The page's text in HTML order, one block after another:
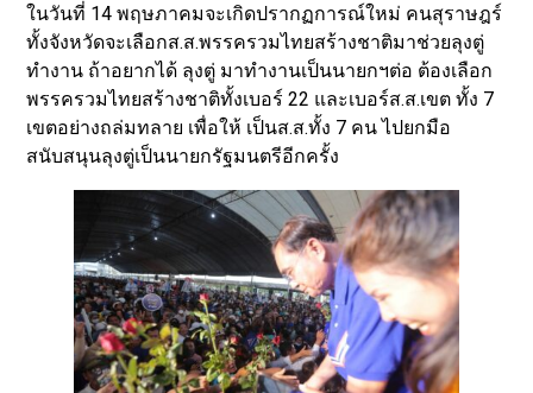
ในวันที่ 14 พฤษภาคมจะเกิดปรากฏการณ์ใหม่ คนสุราษฎร์
ทั้งจังหวัดจะเลือกส.ส.พรรครวมไทยสร้างชาติมาช่วยลุงตู่
ทำงาน ถ้าอยากได้ ลุงตู่ มาทำงานเป็นนายกฯต่อ ต้องเลือก
พรรครวมไทยสร้างชาติทั้งเบอร์ 22 และเบอร์ส.ส.เขต ทั้ง 7
เขตอย่างถล่มทลาย เพื่อให้ เป็นส.ส.ทั้ง 7 คน ไปยกมือ
สนับสนุนลุงตู่เป็นนายกรัฐมนตรีอีกครั้ง